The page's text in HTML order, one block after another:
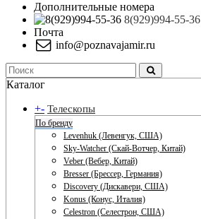
Дополнительные номера
8(929)994-55-36
Почта
info@poznavajamir.ru
Каталог
+- Телескопы
По бренду
Levenhuk (Левенгук, США)
Sky-Watcher (Скай-Вотчер, Китай)
Veber (Вебер, Китай)
Bresser (Брессер, Германия)
Discovery (Дискавери, США)
Konus (Конус, Италия)
Celestron (Селестрон, США)